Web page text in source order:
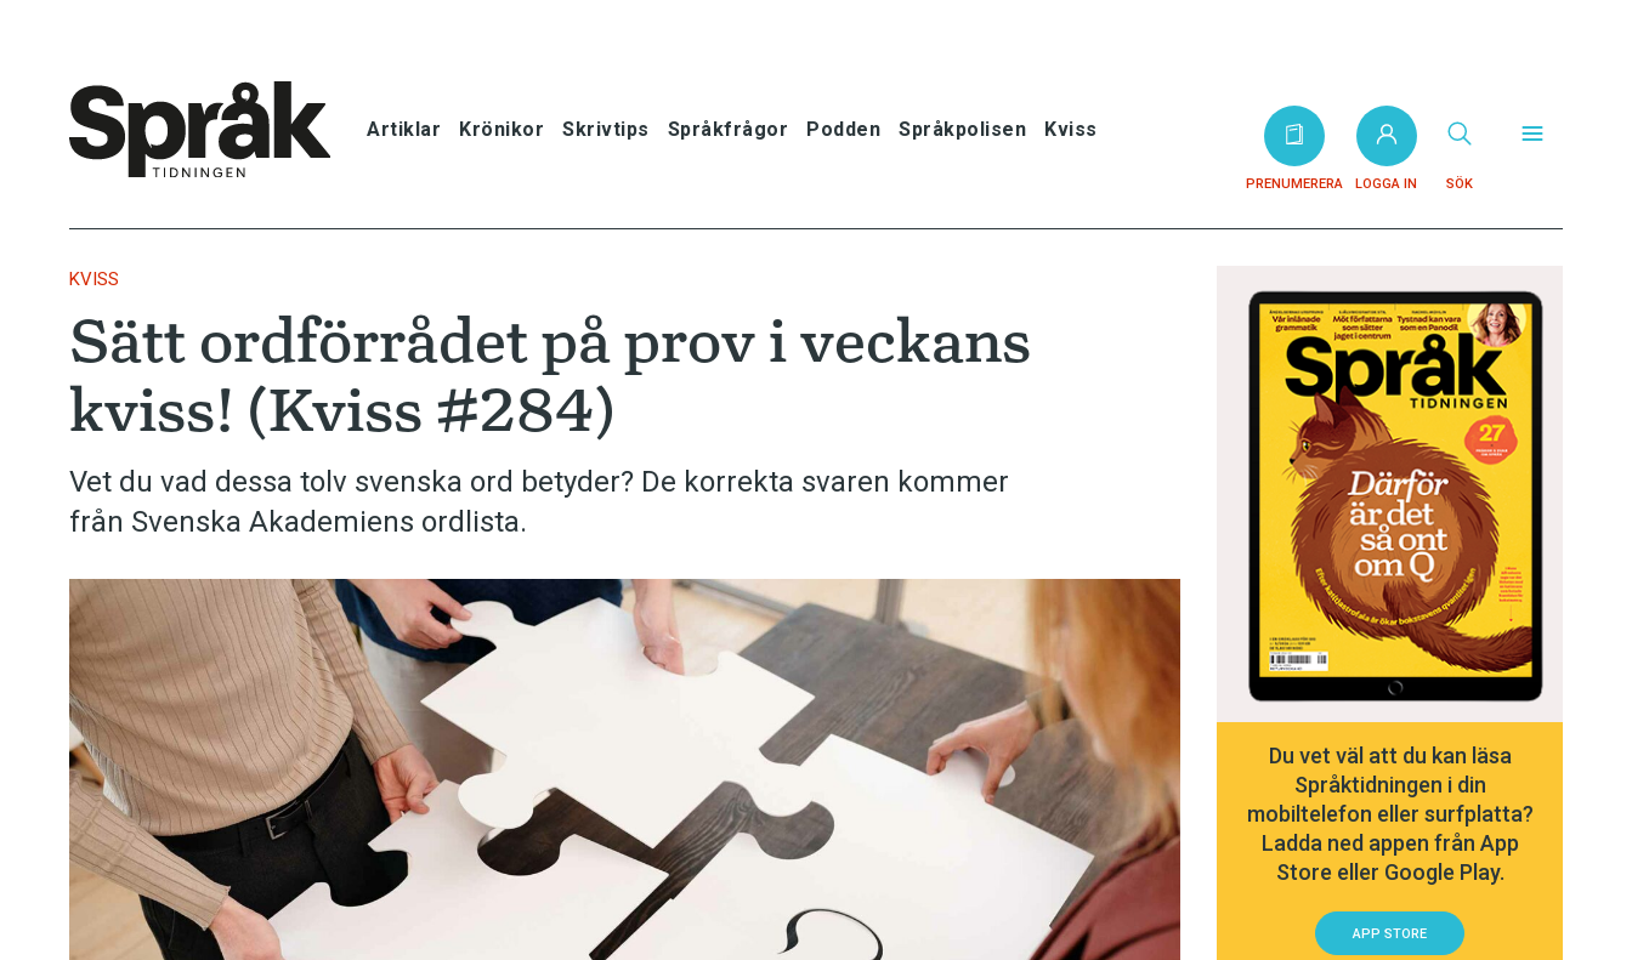
Artiklar Krönikor Skrivtips Språkfrågor Podden Språkpolisen Kviss
PRENUMERERA LOGGA IN SÖK
Krönikor
Språkfrågor
Skrivtips
Bokrecensioner
Kviss
Podden
Anmäl till språkpolisen
Föreslå nyord
Annonsera
KVISS
Sätt ordförrådet på prov i veckans
kviss! (Kviss #284)
Vet du vad dessa tolv svenska ord betyder? De korrekta svaren kommer
från Svenska Akademiens ordlista.
Du vet väl att du kan läsa
Språktidningen i din
mobiltelefon eller surfplatta?
Ladda ned appen från App
Store eller Google Play.
APP STORE